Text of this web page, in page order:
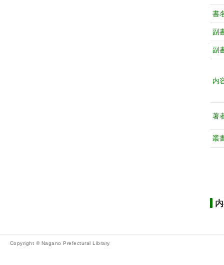
書
副
副
内
著
叢
Copyright © Nagano Prefectural Library